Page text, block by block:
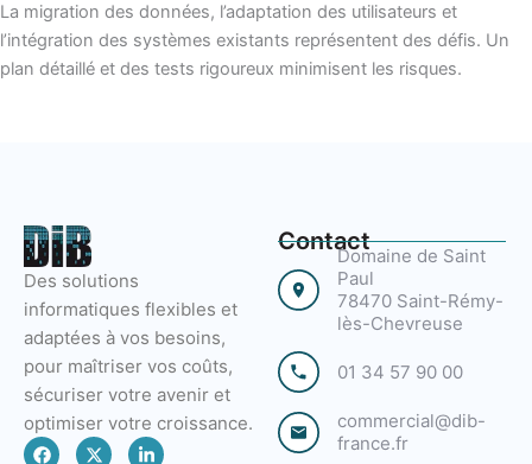
La migration des données, l’adaptation des utilisateurs et
l’intégration des systèmes existants représentent des défis. Un
plan détaillé et des tests rigoureux minimisent les risques.
Des solutions
informatiques flexibles et
adaptées à vos besoins,
pour maîtriser vos coûts,
sécuriser votre avenir et
optimiser votre croissance.
F
X L
Contact
Domaine de Saint
Paul
78470 Saint-Rémy-
lès-Chevreuse
01 34 57 90 00
commercial@dib-
france.fr